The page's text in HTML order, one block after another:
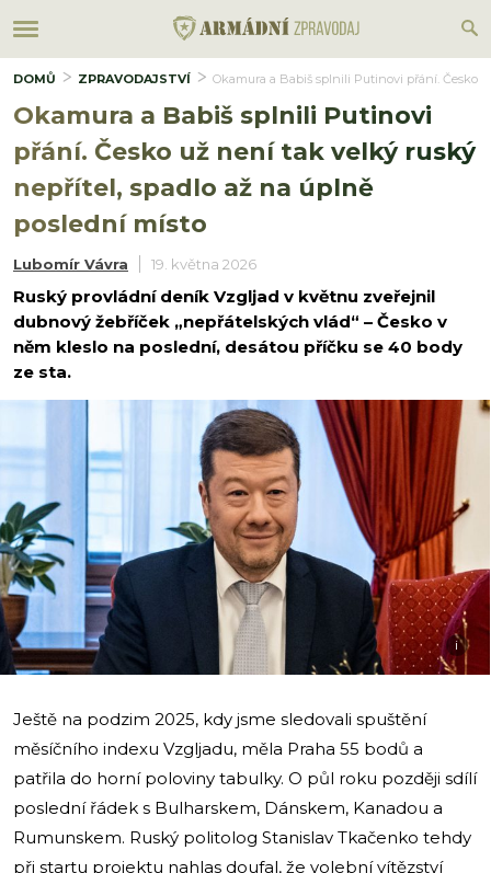
DOMŮ ZPRAVODAJSTVÍ Okamura a Babiš splnili Putinovi přání. Česko
Okamura a Babiš splnili Putinovi
přání. Česko už není tak velký ruský
nepřítel, spadlo až na úplně
poslední místo
Lubomír Vávra 19. května 2026
Ruský provládní deník Vzgljad v květnu zveřejnil
dubnový žebříček „nepřátelských vlád“ – Česko v
něm kleslo na poslední, desátou příčku se 40 body
ze sta.
i
Ještě na podzim 2025, kdy jsme sledovali spuštění
měsíčního indexu Vzgljadu, měla Praha 55 bodů a
patřila do horní poloviny tabulky. O půl roku později sdílí
poslední řádek s Bulharskem, Dánskem, Kanadou a
Rumunskem. Ruský politolog Stanislav Tkačenko tehdy
při startu projektu nahlas doufal, že volební vítězství